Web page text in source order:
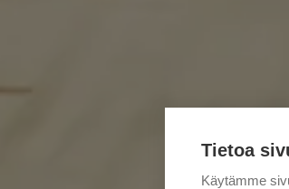
Tietoa
Käytämme